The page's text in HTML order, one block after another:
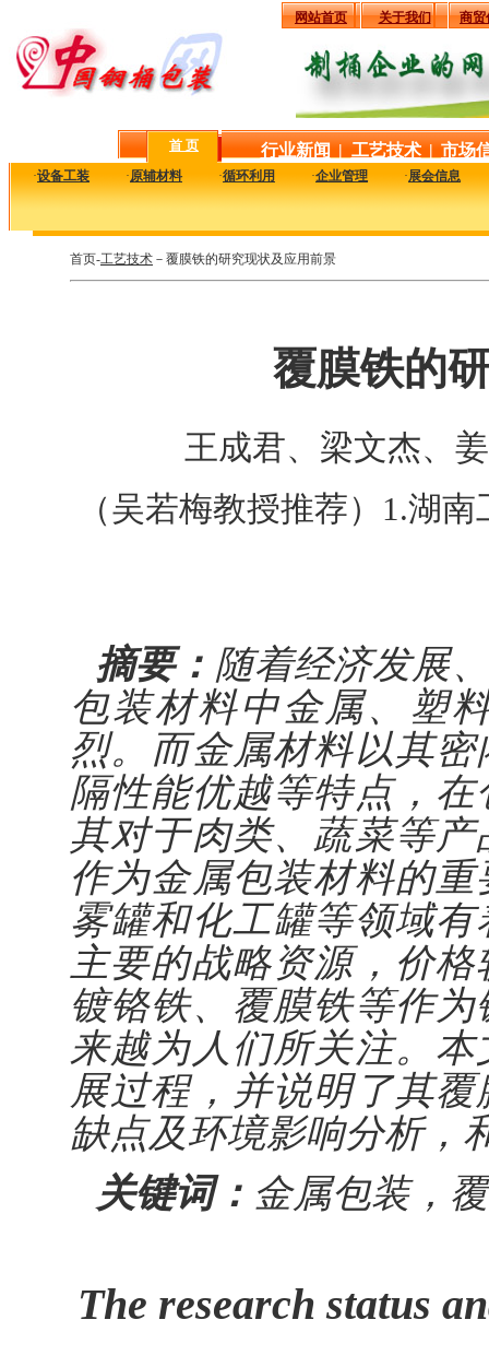
网站首页 关于我们 商贸
首 页 行业新闻 | 工艺技术 | 市场
·设备工装 ·原辅材料 ·循环利用 ·企业管理 ·展会信息
首页-工艺技术 －覆膜铁的研究现状及应用前景
覆膜铁的
王成君、梁文杰、
（吴若梅教授推荐）1.湖
摘要： 随着经济发展
包装材料中金属、塑
烈。而金属材料以其
隔性能优越等特点，
其对于肉类、蔬菜等
作为金属包装材料的
雾罐和化工罐等领域
主要的战略资源，价
镀铬铁、覆膜铁等作
来越为人们所关注。
展过程，并说明了其
缺点及环境影响分析，
关键词： 金属包装，
The research status